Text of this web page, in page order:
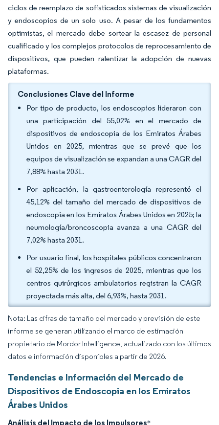
ciclos de reemplazo de sofisticados sistemas de visualización
y endoscopios de un solo uso. A pesar de los fundamentos
optimistas, el mercado debe sortear la escasez de personal
cualificado y los complejos protocolos de reprocesamiento de
dispositivos, que pueden ralentizar la adopción de nuevas
plataformas.
Conclusiones Clave del Informe
Por tipo de producto, los endoscopios lideraron con
una participación del 55,02% en el mercado de
dispositivos de endoscopia de los Emiratos Árabes
Unidos en 2025, mientras que se prevé que los
equipos de visualización se expandan a una CAGR del
7,88% hasta 2031.
Por aplicación, la gastroenterología representó el
45,12% del tamaño del mercado de dispositivos de
endoscopia en los Emiratos Árabes Unidos en 2025; la
neumología/broncoscopia avanza a una CAGR del
7,02% hasta 2031.
Por usuario final, los hospitales públicos concentraron
el 52,25% de los ingresos de 2025, mientras que los
centros quirúrgicos ambulatorios registran la CAGR
proyectada más alta, del 6,93%, hasta 2031.
Nota: Las cifras de tamaño del mercado y previsión de este
informe se generan utilizando el marco de estimación
propietario de Mordor Intelligence, actualizado con los últimos
datos e información disponibles a partir de 2026.
Tendencias e Información del Mercado de
Dispositivos de Endoscopia en los Emiratos
Árabes Unidos
Análisis del Impacto de los Impulsores*